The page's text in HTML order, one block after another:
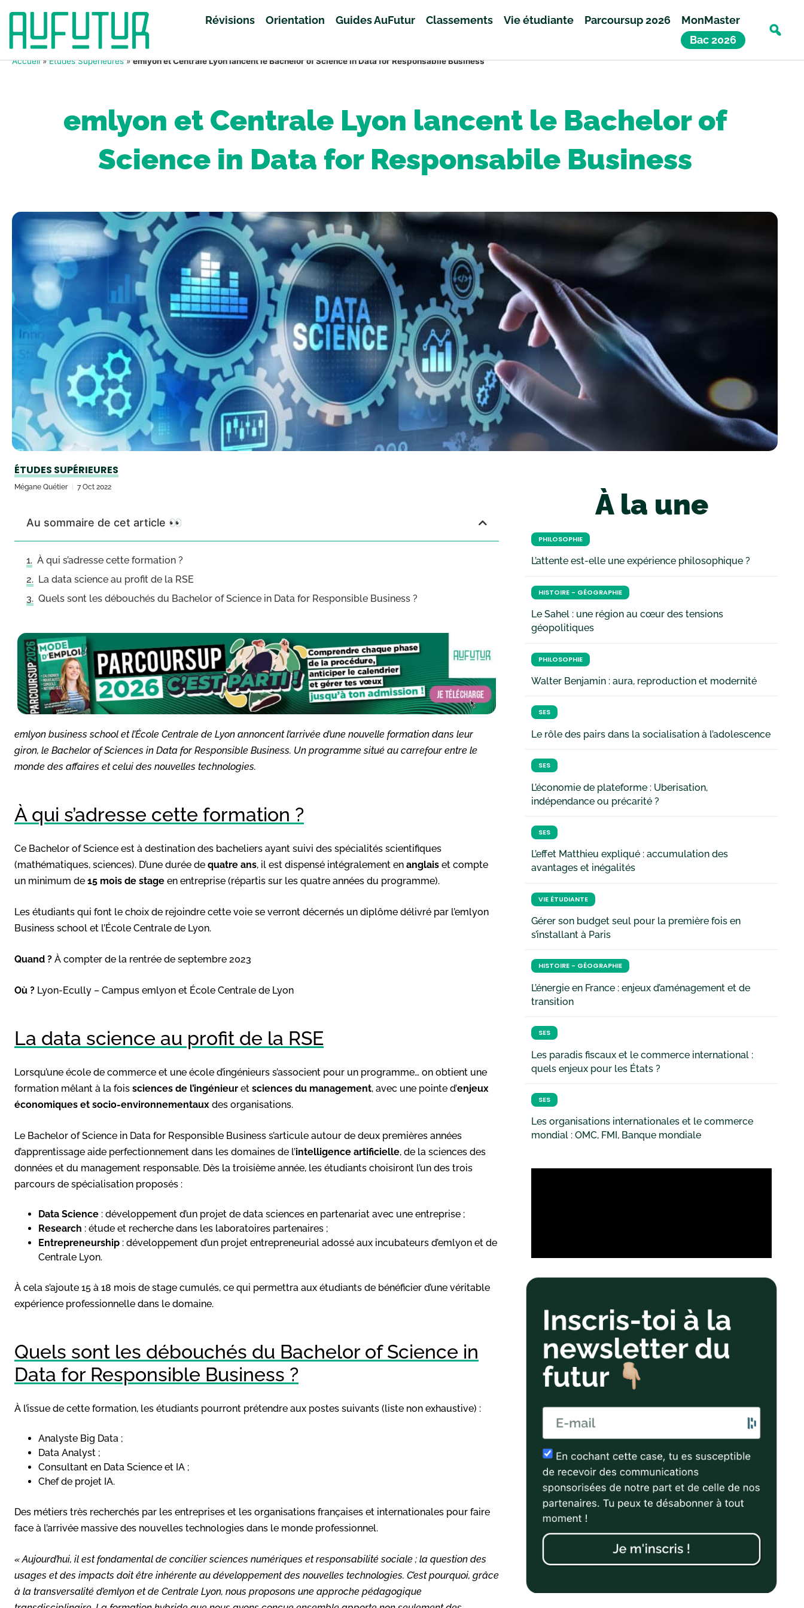
Révisions Orientation Guides AuFutur Classements Vie étudiante Parcoursup 2026
MonMaster
Bac 2026
Accueil»Études Supérieures»emlyon et Centrale Lyon lancent le Bachelor of Science in Data for Responsabile Business
emlyon et Centrale Lyon lancent le Bachelor of
Science in Data for Responsabile Business
ÉTUDES SUPÉRIEURES
Mégane Quétier 7 Oct 2022
Au sommaire de cet article 👀
À qui s’adresse cette formation ?
La data science au profit de la RSE
Quels sont les débouchés du Bachelor of Science in Data for Responsible Business ?
emlyon business school et l’École Centrale de Lyon annoncent l’arrivée d’une nouvelle formation dans leur
giron, le Bachelor of Sciences in Data for Responsible Business. Un programme situé au carrefour entre le
monde des affaires et celui des nouvelles technologies.
À qui s’adresse cette formation ?
Ce Bachelor of Science est à destination des bacheliers ayant suivi des spécialités scientifiques
(mathématiques, sciences). D’une durée de quatre ans, il est dispensé intégralement en anglais et compte
un minimum de 15 mois de stage en entreprise (répartis sur les quatre années du programme).
Les étudiants qui font le choix de rejoindre cette voie se verront décernés un diplôme délivré par l’emlyon
Business school et l’École Centrale de Lyon.
Quand ? À compter de la rentrée de septembre 2023
Où ? Lyon-Ecully – Campus emlyon et École Centrale de Lyon
La data science au profit de la RSE
Lorsqu’une école de commerce et une école d’ingénieurs s’associent pour un programme… on obtient une
formation mêlant à la fois sciences de l’ingénieur et sciences du management, avec une pointe d’enjeux
économiques et socio-environnementaux des organisations.
Le Bachelor of Science in Data for Responsible Business s’articule autour de deux premières années
d’apprentissage aide perfectionnement dans les domaines de l’intelligence artificielle, de la sciences des
données et du management responsable. Dès la troisième année, les étudiants choisiront l’un des trois
parcours de spécialisation proposés :
Data Science : développement d’un projet de data sciences en partenariat avec une entreprise ;
Research : étude et recherche dans les laboratoires partenaires ;
Entrepreneurship : développement d’un projet entrepreneurial adossé aux incubateurs d’emlyon et de
Centrale Lyon.
À cela s’ajoute 15 à 18 mois de stage cumulés, ce qui permettra aux étudiants de bénéficier d’une véritable
expérience professionnelle dans le domaine.
Quels sont les débouchés du Bachelor of Science in
Data for Responsible Business ?
À l’issue de cette formation, les étudiants pourront prétendre aux postes suivants (liste non exhaustive) :
Analyste Big Data ;
Data Analyst ;
Consultant en Data Science et IA ;
Chef de projet IA.
Des métiers très recherchés par les entreprises et les organisations françaises et internationales pour faire
face à l’arrivée massive des nouvelles technologies dans le monde professionnel.
« Aujourd’hui, il est fondamental de concilier sciences numériques et responsabilité sociale ; la question des
usages et des impacts doit être inhérente au développement des nouvelles technologies. C’est pourquoi, grâce
à la transversalité d’emlyon et de Centrale Lyon, nous proposons une approche pédagogique
À la une
PHILOSOPHIE
L’attente est-elle une expérience philosophique ?
HISTOIRE - GÉOGRAPHIE
Le Sahel : une région au cœur des tensions
géopolitiques
PHILOSOPHIE
Walter Benjamin : aura, reproduction et modernité
SES
Le rôle des pairs dans la socialisation à l’adolescence
SES
L’économie de plateforme : Uberisation,
indépendance ou précarité ?
SES
L’effet Matthieu expliqué : accumulation des
avantages et inégalités
VIE ÉTUDIANTE
Gérer son budget seul pour la première fois en
s’installant à Paris
HISTOIRE - GÉOGRAPHIE
L’énergie en France : enjeux d’aménagement et de
transition
SES
Les paradis fiscaux et le commerce international :
quels enjeux pour les États ?
SES
Les organisations internationales et le commerce
mondial : OMC, FMI, Banque mondiale